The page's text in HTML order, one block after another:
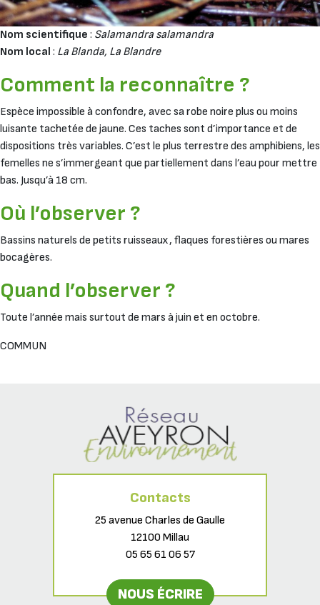
Nom scientifique : Salamandra salamandra
Nom local : La Blanda, La Blandre
Comment la reconnaître ?
Espèce impossible à confondre, avec sa robe noire plus ou moins
luisante tachetée de jaune. Ces taches sont d’importance et de
dispositions très variables. C’est le plus terrestre des amphibiens, les
femelles ne s’immergeant que partiellement dans l’eau pour mettre
bas. Jusqu’à 18 cm.
Où l’observer ?
Bassins naturels de petits ruisseaux, flaques forestières ou mares
bocagères.
Quand l’observer ?
Toute l’année mais surtout de mars à juin et en octobre.
COMMUN
Contacts
25 avenue Charles de Gaulle
12100 Millau
05 65 61 06 57
NOUS ÉCRIRE